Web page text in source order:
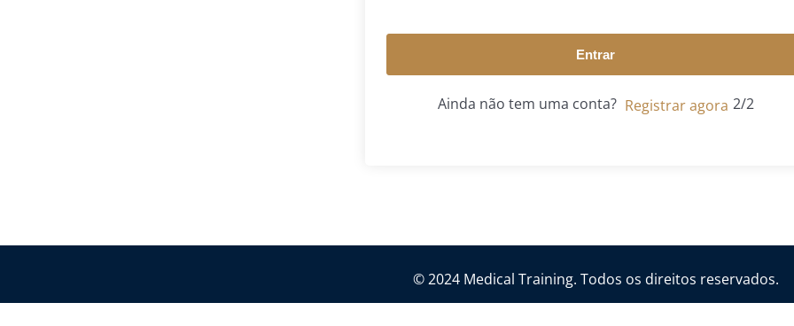
Entrar
Ainda não tem uma conta? Registrar agora
© 2024 Medical Training. Todos os direitos reservados.